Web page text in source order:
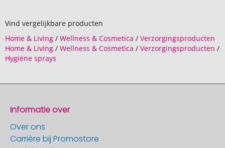
Vind vergelijkbare producten
Home & Living / Wellness & Cosmetica / Verzorgingsproducten
Home & Living / Wellness & Cosmetica / Verzorgingsproducten /
Hygiëne sprays
Informatie over
Over ons
Carrière bij Promostore